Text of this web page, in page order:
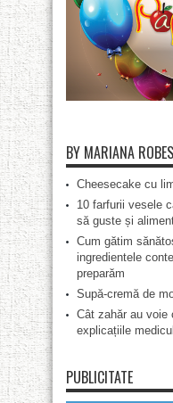
BY MARIANA
Cheesecake cu
10 farfurii vesele
să guste și
Cum gătim
ingredientele
preparăm
Supă-cremă de
Cât zahăr au voie
explicațiile
PUBLICITATE